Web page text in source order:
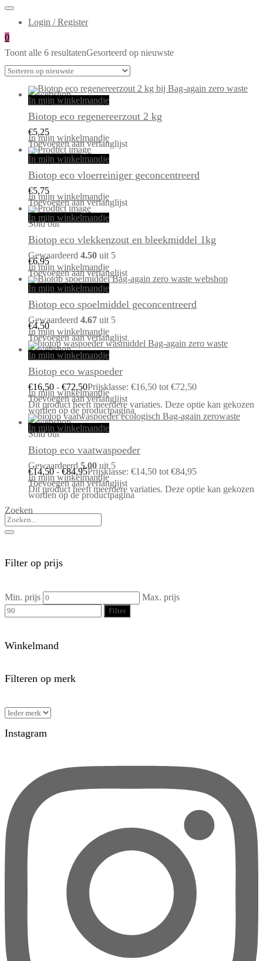
Login / Register
0
Toont alle 6 resultatenGesorteerd op nieuwste
In mijn winkelmandje
Biotop eco regenereerzout 2 kg
€5,25
In mijn winkelmandje
Toevoegen aan verlanglijst
In mijn winkelmandje
Biotop eco vloerreiniger geconcentreerd
€5,75
In mijn winkelmandje
Toevoegen aan verlanglijst
In mijn winkelmandje
Sold out
Biotop eco vlekkenzout en bleekmiddel 1kg
Gewaardeerd 4.50 uit 5
€6,95
In mijn winkelmandje
Toevoegen aan verlanglijst
In mijn winkelmandje
Biotop eco spoelmiddel geconcentreerd
Gewaardeerd 4.67 uit 5
€4,50
In mijn winkelmandje
Toevoegen aan verlanglijst
In mijn winkelmandje
Biotop eco waspoeder
€16,50 - €72,50Prijsklasse: €16,50 tot €72,50
In mijn winkelmandje
Toevoegen aan verlanglijst
Dit product heeft meerdere variaties. Deze optie kan gekozen
worden op de productpagina
In mijn winkelmandje
Sold out
Biotop eco vaatwaspoeder
Gewaardeerd 5.00 uit 5
€14,50 - €84,95Prijsklasse: €14,50 tot €84,95
In mijn winkelmandje
Toevoegen aan verlanglijst
Dit product heeft meerdere variaties. Deze optie kan gekozen
worden op de productpagina
Zoeken
Filter op prijs
Min. prijs Max. prijs
Filter
Winkelmand
Filteren op merk
Instagram